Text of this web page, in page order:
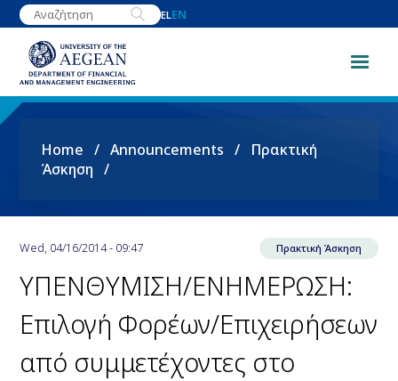
Skip
to
content
ELEN
Breadcrumb
Home Announcements
Πρακτική
Άσκηση
Wed, 04/16/2014 - 09:47 Πρακτική Άσκηση
ΥΠΕΝΘΥΜΙΣΗ/ΕΝΗΜΕΡΩΣΗ:
Επιλογή Φορέων/Επιχειρήσεων
από συμμετέχοντες στο